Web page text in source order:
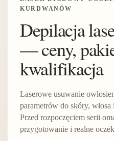
KURDWANÓW
Depilacja
— ceny,
kwalifikacja
Laserowe usuwanie
parametrów do skóry,
Przed rozpoczęciem serii
przygotowanie i realne